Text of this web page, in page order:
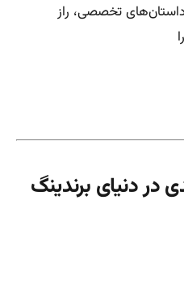
تخصصی، راز
در دنیای برندینگ